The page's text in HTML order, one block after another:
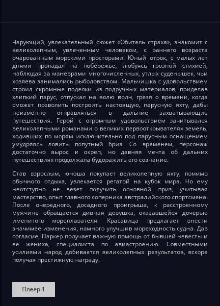
Чарующий, увлекательный сюжет «Обитель страха», знакомит с
великолепным, увлеченным человеком, с раннего возраста
очарованным морскими просторами. Юный отрок, с малых лет
днями пропадал на побережье, любуясь грозной стихией,
наблюдая за маневрами многочисленных, утлых суденышек, чьи
хозяева занимались рыболовством. Мальчишка с удовольствием
строил скромные поделки из подручных материалов, приделав
хлипкий парус, отпускал на волю волн, грезя о времени, когда
сможет позволить построить настоящую, парусную яхту, дабы
неизменно отправляться в дальние захватывающие
путешествия. Герой с огромным удовольствием зачитывался
великолепными романами о великих первооткрывателях земель,
ходивших по морям исключительно под парусным оснащением
умудряясь ловить попутный бриз. Со временем, персонаж
достаточно вырос и окреп, но давняя мечта об дальних
путешествиях продолжала будоражить его сознание.
Став взрослым, юноша покупает великолепную яхту, помимо
обычного отдыха, увлекается регатой на кубок мира. Но ему
неотступно не везет получить основной приз, учитывая
мастерство, опыт главного соперника австралийского спортсмена.
После очередного, досадного проигрыша, к расстроенному
мужчине обращается дивная девушка, оказавшейся дочерью
именитого мореплавателя. Красавица предлагает внести
значимее изменения, намного улучшив мореходность судна. Дав
согласие, Паркер получает важную помощь от бывшей невесты и
ее жениха, специалиста по авиастроению. Совместными
усилиями народ добивается великолепных результатов, вскоре
получая престижную награду.
Плеер 1